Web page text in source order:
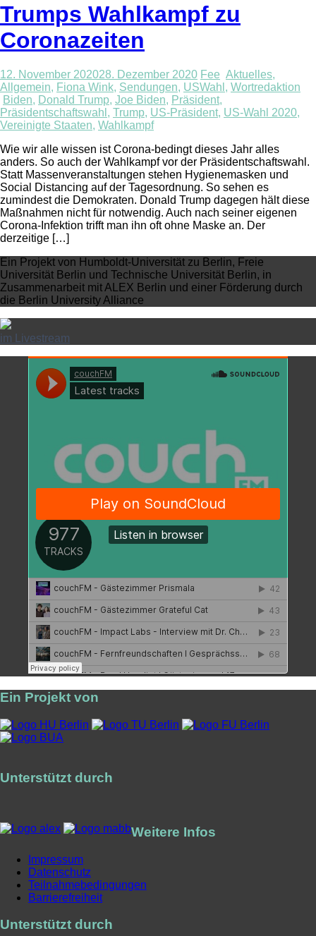
Trumps Wahlkampf zu
Coronazeiten
12. November 202028. Dezember 2020 Fee Aktuelles,
Allgemein, Fiona Wink, Sendungen, USWahl , Wortredaktion
Biden, Donald Trump, Joe Biden, Präsident,
Präsidentschaftswahl , Trump, US-Präsident, US-Wahl 2020,
Vereinigte Staaten, Wahlkampf
Wie wir alle wissen ist Corona-bedingt dieses Jahr alles
anders. So auch der Wahlkampf vor der Präsidentschaftswahl.
Statt Massenveranstaltungen stehen Hygienemasken und
Social Distancing auf der Tagesordnung. So sehen es
zumindest die Demokraten. Donald Trump dagegen hält diese
Maßnahmen nicht für notwendig. Auch nach seiner eigenen
Corona-Infektion trifft man ihn oft ohne Maske an. Der
derzeitige […]
Ein Projekt von Humboldt-Universität zu Berlin, Freie
Universität Berlin und Technische Universität Berlin, in
Zusammenarbeit mit ALEX Berlin und einer Förderung durch
die Berlin University Alliance
im Livestream
Ein Projekt von
Unterstützt durch
Weitere Infos
Impressum
Datenschutz
Teilnahmebedingungen
Barrierefreiheit
Unterstützt durch